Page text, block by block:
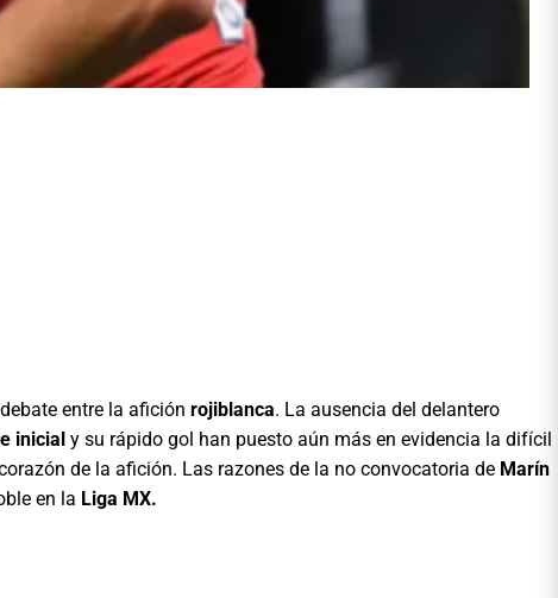
entre la afición rojiblanca. La ausencia del delantero
inicial y su rápido gol han puesto aún más en evidencia la difícil
de la afición. Las razones de la no convocatoria de Marín
en la Liga MX.